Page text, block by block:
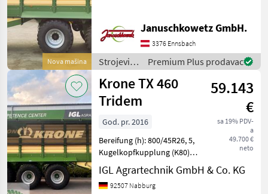
Poljoprivredna
tehnika
Strojevi I
Oprema
Za Travu I
Baliranje
Prikolice
Za Travu
Krone
Tx
460
IZABERITE
KATEGORIJU
Krone
Nova mašina
Durch den mechanischen
Antrieb über die
Gelenkwelle und eine Kette
Januschkowetz GmbH.
3376 Ennsbach
Strojevi i
oprema
za travu i
baliranje /
Krone
Premium Plus prodavac
Krone TX 460
Tridem
59.143
€
sa 19% PDV-
a
49.700 €
neto
God. pr. 2016
Bereifung (h): 800/45R26, 5,
Kugelkopfkupplung (K80),
Druckluftbremse,
Weitwinkel-Gelenkwelle,
Zwangs-Deichsellenkung
IGL Agrartechnik GmbH & Co. KG
92507 Nabburg